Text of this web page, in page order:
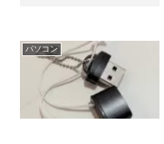
パソコン